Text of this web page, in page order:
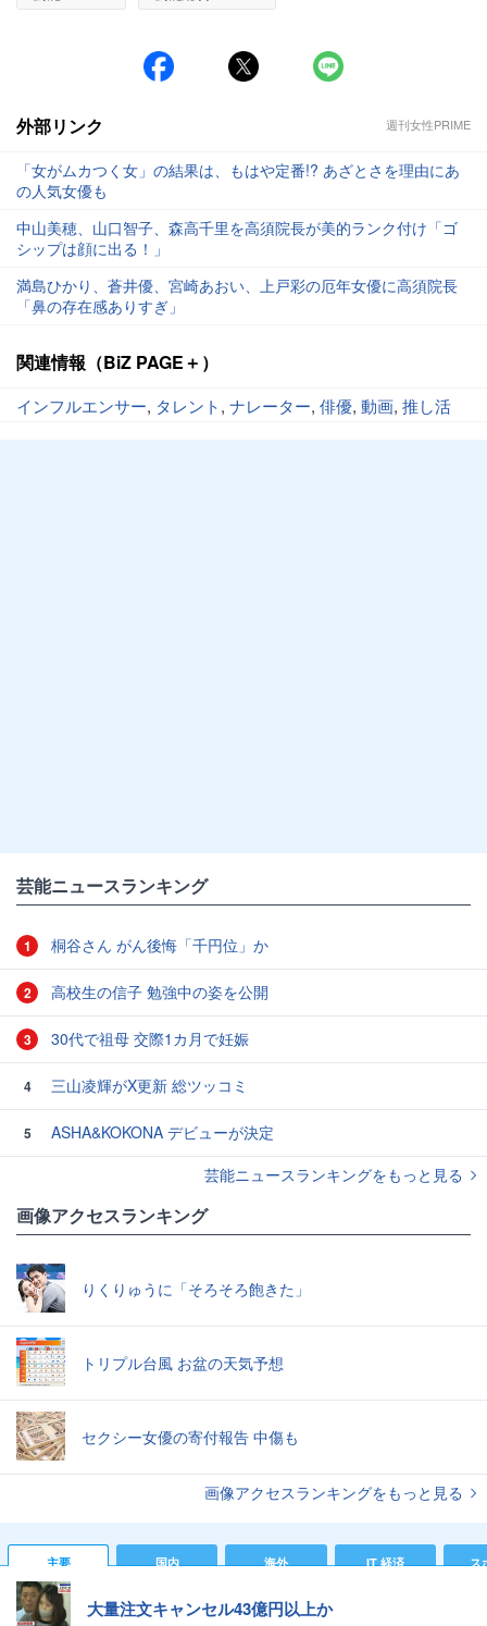
外部リンク 週刊女性PRIME
「女がムカつく女」の結果は、もはや定番!? あざとさを理由にあ
の人気女優も
中山美穂、山口智子、森高千里を高須院長が美的ランク付け「ゴ
シップは顔に出る！」
満島ひかり、蒼井優、宮崎あおい、上戸彩の厄年女優に高須院長
「鼻の存在感ありすぎ」
関連情報（BiZ PAGE＋）
インフルエンサー, タレント, ナレーター, 俳優, 動画, 推し活
芸能ニュースランキング
1 桐谷さん がん後悔「千円位」か
2 高校生の信子 勉強中の姿を公開
3 30代で祖母 交際1カ月で妊娠
4 三山凌輝がX更新 総ツッコミ
5
ASHA&KOKONA デビューが決定
芸能ニュースランキングをもっと見る
画像アクセスランキング
りくりゅうに「そろそろ飽きた」
トリプル台風 お盆の天気予想
セクシー女優の寄付報告 中傷も
画像アクセスランキングをもっと見る
主要 国内 海外 IT 経済 ス
大量注文キャンセル43億円以上か